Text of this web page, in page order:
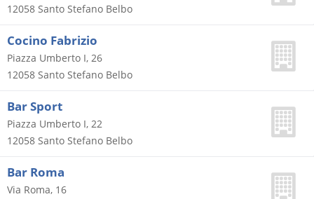
12058 Santo Stefano Belbo
Cocino Fabrizio
Piazza Umberto I, 26
12058 Santo Stefano Belbo
Bar Sport
Piazza Umberto I, 22
12058 Santo Stefano Belbo
Bar Roma
Via Roma, 16